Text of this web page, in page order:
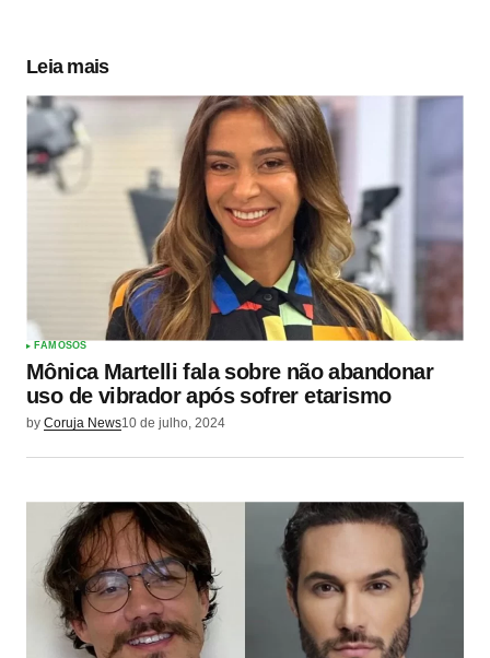
Leia mais
FAMOSOS
Mônica Martelli fala sobre não abandonar
uso de vibrador após sofrer etarismo
by Coruja News10 de julho, 2024